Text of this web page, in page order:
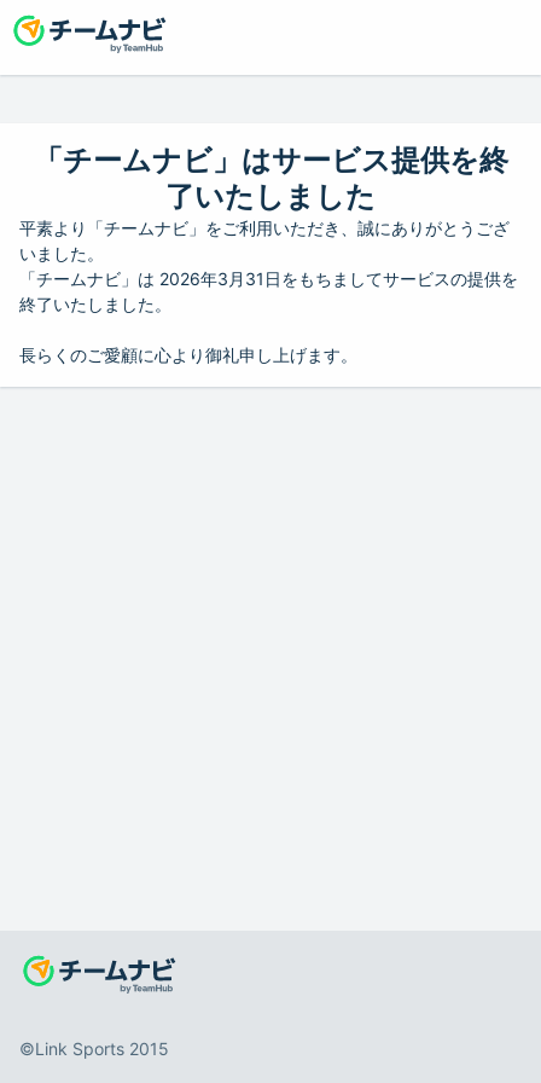
「チームナビ」はサービス提供を終
了いたしました
平素より「チームナビ」をご利用いただき、誠にありがとうござ
いました。
「チームナビ」は 2026年3月31日をもちましてサービスの提供を
終了いたしました。
長らくのご愛顧に心より御礼申し上げます。
©️Link Sports 2015